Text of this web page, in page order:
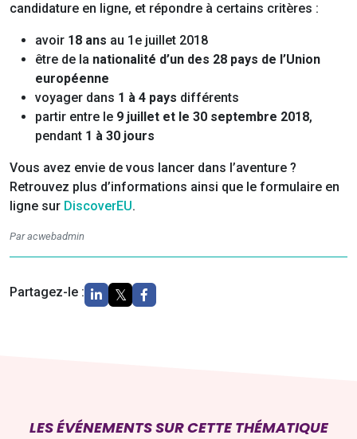
candidature en ligne, et répondre à certains critères :
avoir 18 ans au 1e juillet 2018
être de la nationalité d’un des 28 pays de l’Union
européenne
voyager dans 1 à 4 pays différents
partir entre le 9 juillet et le 30 septembre 2018,
pendant 1 à 30 jours
Vous avez envie de vous lancer dans l’aventure ?
Retrouvez plus d’informations ainsi que le formulaire en
ligne sur DiscoverEU.
Par acwebadmin
Partagez-le :
LES ÉVÉNEMENTS SUR CETTE THÉMATIQUE